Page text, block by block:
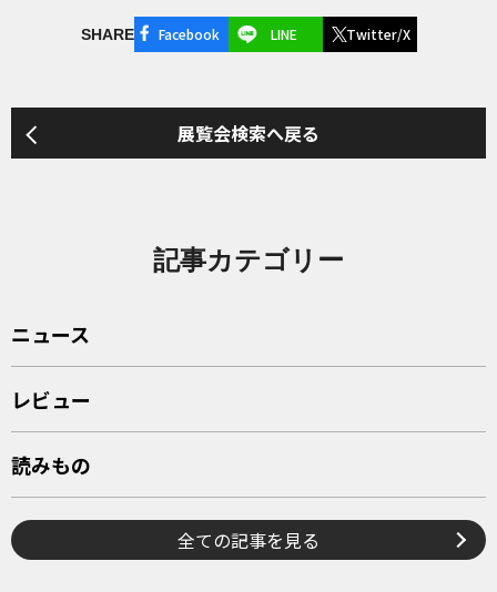
SHARE Facebook LINE Twitter/X
展覧会検索へ戻る
記事カテゴリー
ニュース
レビュー
読みもの
全ての記事を見る